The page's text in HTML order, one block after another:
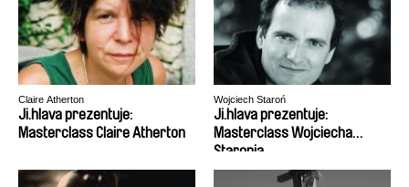
Claire Atherton
Ji.hlava prezentuje:
Masterclass Claire Atherton
Wojciech Staroń
Ji.hlava prezentuje:
Masterclass Wojciecha
Staronia